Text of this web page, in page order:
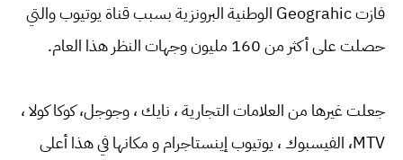
فازت Geograhic الوطنية البرونزية بسبب قناة يوتيوب والتي
حصلت على أكثر من 160 مليون وجهات النظر هذا العام.
جعلت غيرها من العلامات التجارية ، نايك ، وجوجل، كوكا كولا ،
MTV، الفيسبوك ، يوتيوب إينستاجرام و مكانها في هذا أعلى